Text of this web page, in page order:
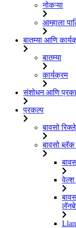
नोकऱ्या
आम्हाला
बातम्या आणि
बातम्या
कार्यक्रम
संशोधन आणि
प्रकल्प
बावसो
बावसो
वेल्श